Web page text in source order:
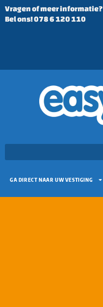
Vragen of meer informatie?
Bel ons! 078 6 120 110
GA DIRECT NAAR UW VESTIGING